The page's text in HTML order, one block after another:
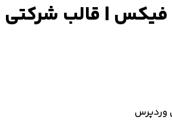
| قالب شرکتی
وردپرس